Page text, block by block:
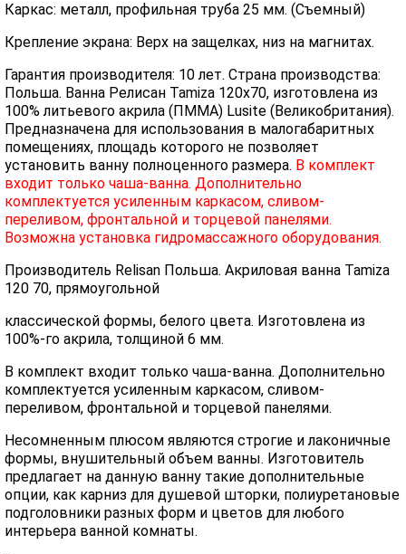
Каркас: металл, профильная труба 25 мм. (Съемный)
Крепление экрана: Верх на защелках, низ на магнитах.
Гарантия производителя: 10 лет. Страна производства:
Польша. Ванна Релисан Tamiza 120х70, изготовлена из
100% литьевого акрила (ПММА) Lusite (Великобритания).
Предназначена для использования в малогабаритных
помещениях, площадь которого не позволяет
установить ванну полноценного размера. В комплект
входит только чаша-ванна. Дополнительно
комплектуется усиленным каркасом, сливом-
переливом, фронтальной и торцевой панелями.
Возможна установка гидромассажного оборудования.
Производитель Relisan Польша. Акриловая ванна Tamiza
120 70, прямоугольной
классической формы, белого цвета. Изготовлена из
100%-го акрила, толщиной 6 мм.
В комплект входит только чаша-ванна. Дополнительно
комплектуется усиленным каркасом, сливом-
переливом, фронтальной и торцевой панелями.
Несомненным плюсом являются строгие и лаконичные
формы, внушительный объем ванны. Изготовитель
предлагает на данную ванну такие дополнительные
опции, как карниз для душевой шторки, полиуретановые
подголовники разных форм и цветов для любого
интерьера ванной комнаты.